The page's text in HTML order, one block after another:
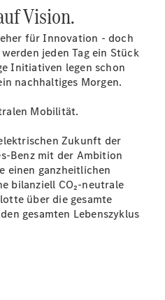
Vision.
für Innovation - doch
jeden Tag ein Stück
Initiativen legen schon
nachhaltiges Morgen.
Mobilität.
Zukunft der
Benz mit der Ambition
einen ganzheitlichen
bilanziell CO₂-neutrale
über die gesamte
gesamten Lebenszyklus